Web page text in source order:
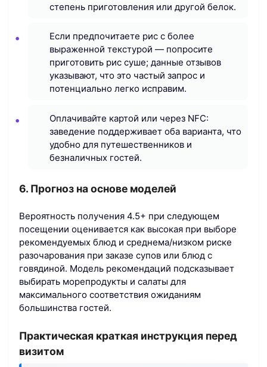
степень приготовления или другой белок.
Если предпочитаете рис с более
выраженной текстурой — попросите
приготовить рис суше; данные отзывов
указывают, что это частый запрос и
потенциально легко исправим.
Оплачивайте картой или через NFC:
заведение поддерживает оба варианта, что
удобно для путешественников и
безналичных гостей.
6. Прогноз на основе моделей
Вероятность получения 4.5+ при следующем
посещении оценивается как высокая при выборе
рекомендуемых блюд и среднема/низком риске
разочарования при заказе супов или блюд с
говядиной. Модель рекомендаций подсказывает
выбирать морепродукты и салаты для
максимального соответствия ожиданиям
большинства гостей.
Практическая краткая инструкция перед
визитом